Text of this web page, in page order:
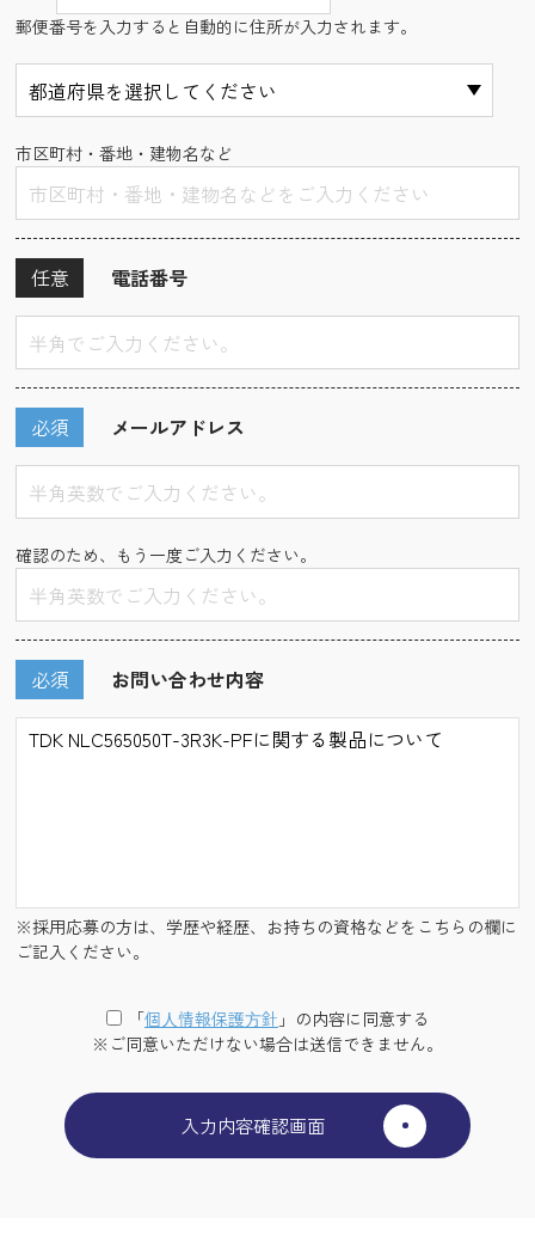
郵便番号を入力すると自動的に住所が入力されます。
市区町村・番地・建物名など
電話番号
任意
メールアドレス
必須
確認のため、もう一度ご入力ください。
お問い合わせ内容
必須
※採用応募の方は、学歴や経歴、お持ちの資格などをこちらの欄に
ご記入ください。
「個⼈情報保護⽅針 」の内容に同意する
※ご同意いただけない場合は送信できません。